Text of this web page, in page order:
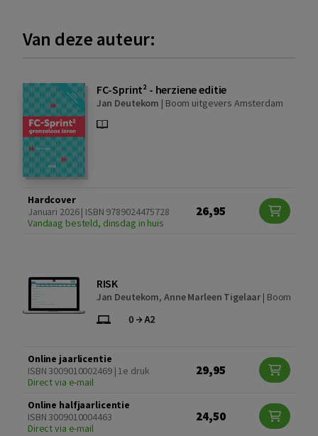
Van deze auteur:
FC-Sprint² - herziene editie
Jan Deutekom | Boom uitgevers Amsterdam
Hardcover
Januari 2026 | ISBN 9789024475728
Vandaag besteld, dinsdag in huis
26,95
RISK
Jan Deutekom, Anne Marleen Tigelaar | Boom
Online jaarlicentie
ISBN 3009010002469 | 1e druk
Direct via e-mail
29,95
Online halfjaarlicentie
ISBN 3009010004463
Direct via e-mail
24,50